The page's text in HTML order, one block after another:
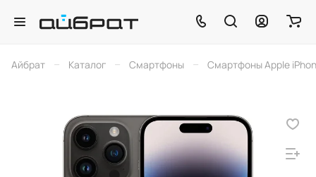
Айбрат – Каталог – Смартфоны – Смартфоны Apple